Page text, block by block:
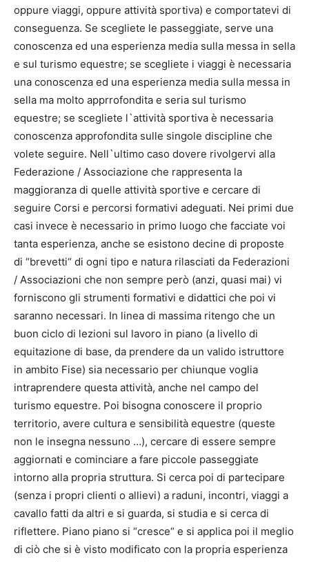
oppure viaggi, oppure attività sportiva) e comportatevi di
conseguenza. Se scegliete le passeggiate, serve una
conoscenza ed una esperienza media sulla messa in sella
e sul turismo equestre; se scegliete i viaggi è necessaria
una conoscenza ed una esperienza media sulla messa in
sella ma molto apprrofondita e seria sul turismo
equestre; se scegliete l`attività sportiva è necessaria
conoscenza approfondita sulle singole discipline che
volete seguire. Nell`ultimo caso dovere rivolgervi alla
Federazione / Associazione che rappresenta la
maggioranza di quelle attività sportive e cercare di
seguire Corsi e percorsi formativi adeguati. Nei primi due
casi invece è necessario in primo luogo che facciate voi
tanta esperienza, anche se esistono decine di proposte
di “brevetti“ di ogni tipo e natura rilasciati da Federazioni
/ Associazioni che non sempre però (anzi, quasi mai) vi
forniscono gli strumenti formativi e didattici che poi vi
saranno necessari. In linea di massima ritengo che un
buon ciclo di lezioni sul lavoro in piano (a livello di
equitazione di base, da prendere da un valido istruttore
in ambito Fise) sia necessario per chiunque voglia
intraprendere questa attività, anche nel campo del
turismo equestre. Poi bisogna conoscere il proprio
territorio, avere cultura e sensibilità equestre (queste
non le insegna nessuno …), cercare di essere sempre
aggiornati e cominciare a fare piccole passeggiate
intorno alla propria struttura. Si cerca poi di partecipare
(senza i propri clienti o allievi) a raduni, incontri, viaggi a
cavallo fatti da altri e si guarda, si studia e si cerca di
riflettere. Piano piano si “cresce“ e si applica poi il meglio
di ciò che si è visto modificato con la propria esperienza